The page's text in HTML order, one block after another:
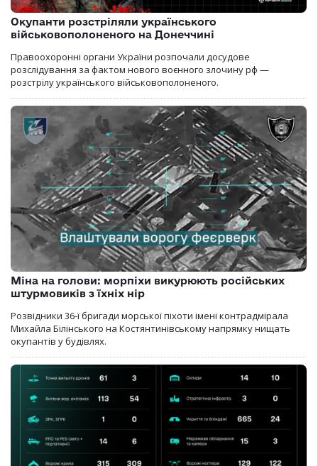
Окупанти розстріляли українського
військовополоненого на Донеччині
Правоохоронні органи України розпочали досудове
розслідування за фактом нового воєнного злочину рф —
розстрілу українського військовополоненого.
Міна на голови: морпіхи викурюють російських
штурмовиків з їхніх нір
Розвідники 36-ї бригади морської піхоти імені контрадмірала
Михайла Білінського на Костянтинівському напрямку нищать
окупантів у будівлях.